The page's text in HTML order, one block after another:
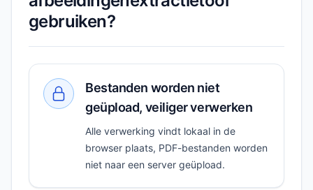
gebruiken?
Bestanden worden niet
geüpload, veiliger verwerken
Alle verwerking vindt lokaal in de
browser plaats, PDF-bestanden worden
niet naar een server geüpload.